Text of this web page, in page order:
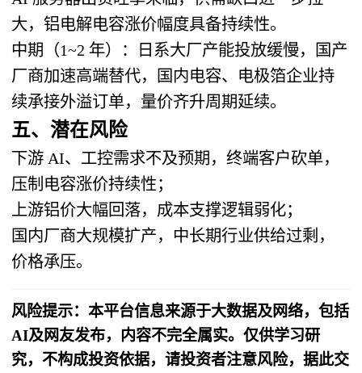
大，铝电解电容涨价幅度具备持续性。
中期（1~2 年）
：日系大厂产能投放缓慢，国产
厂商加速高端替代，国内电容、电极箔企业持
续承接外溢订单，量价齐升周期延续。
五、潜在风险
下游 AI、工控需求不及预期，终端客户砍单，
压制电容涨价持续性；
上游铝价大幅回落，成本支撑逻辑弱化；
国内厂商大规模扩产，中长期行业供给过剩，
价格承压。
风险提示：本平台信息来源于大数据及网络，包括
AI及网友发布，内容不完全属实。仅供学习研
究，不构成投资依据，请投资者注意风险，据此交